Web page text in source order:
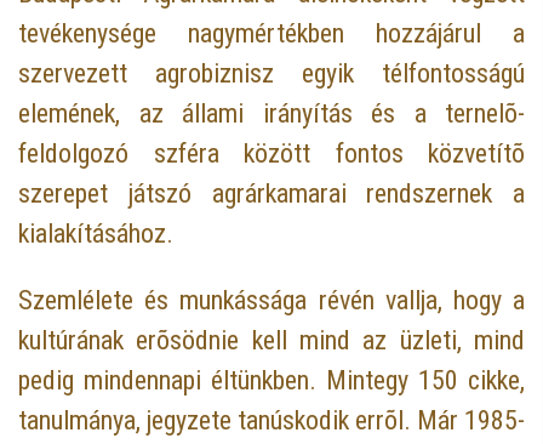
tevékenysége nagymértékben hozzájárul a
szervezett agrobiznisz egyik télfontosságú
elemének, az állami irányítás és a ternelõ-
feldolgozó szféra között fontos közvetítõ
szerepet játszó agrárkamarai rendszernek a
kialakításához.
Szemlélete és munkássága révén vallja, hogy a
kultúrának erõsödnie kell mind az üzleti, mind
pedig mindennapi éltünkben. Mintegy 150 cikke,
tanulmánya, jegyzete tanúskodik errõl. Már 1985-